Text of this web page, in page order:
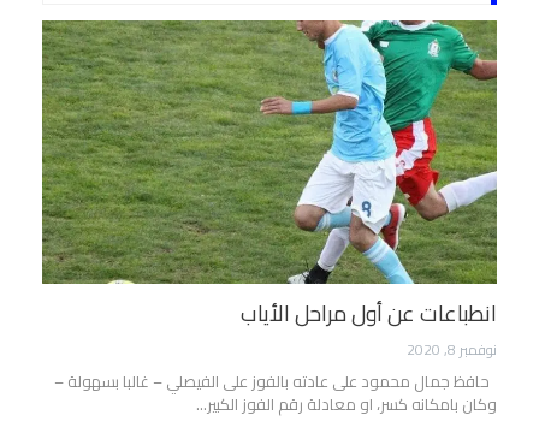
انطباعات عن أول مراحل الأياب
نوفمبر 8, 2020
حافظ جمال محمود على عادته بالفوز على الفيصلي – غالبا بسهولة –
وكان بامكانه كسر، او معادلة رقم الفوز الكبير…